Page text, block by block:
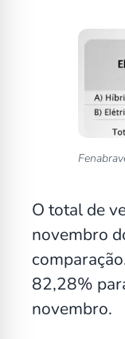
O total de
novembro
82,28%
novembro.